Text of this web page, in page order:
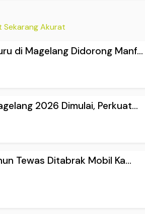
Sekarang Akurat
di Magelang Didorong Manf...
2026 Dimulai, Perkuat...
Tewas Ditabrak Mobil Ka...